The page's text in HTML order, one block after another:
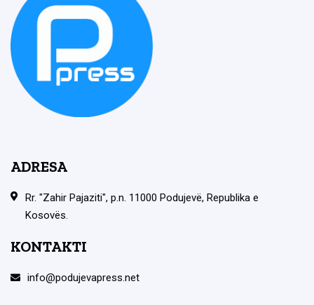
ADRESA
Rr. "Zahir Pajaziti", p.n. 11000 Podujevë, Republika e
Kosovës.
KONTAKTI
info@podujevapress.net